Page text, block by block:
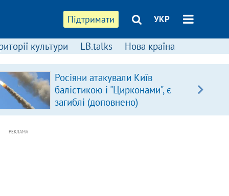
Підтримати УКР
культури LB.talks Нова країна
Росіяни атакували Київ
балістикою і "Цирконами", є
загиблі (доповнено)
РЕКЛАМА